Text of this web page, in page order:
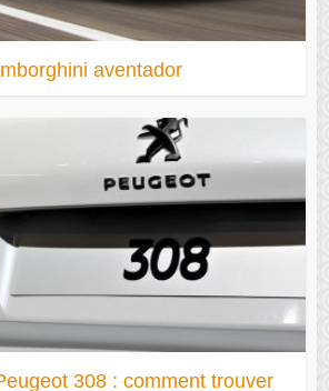
aventador
308 : comment trouver